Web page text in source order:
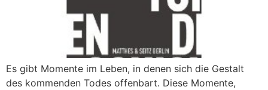
Es gibt Momente im Leben, in denen sich die Gestalt
des kommenden Todes offenbart. Diese Momente,